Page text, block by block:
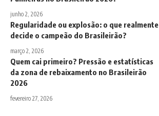
junho 2, 2026
Regularidade ou explosão: o que realmente
decide o campeão do Brasileirão?
março 2, 2026
Quem cai primeiro? Pressão e estatísticas
da zona de rebaixamento no Brasileirão
2026
fevereiro 27, 2026